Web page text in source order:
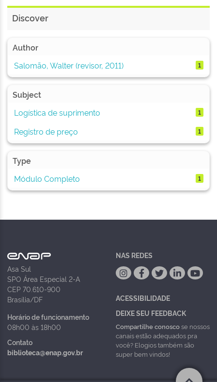
Discover
Author
Salomão, Walter (revisor, 2011)
1
Subject
Logística de suprimento
1
Registro de preço 1
Type
Módulo Completo
1
Asa Sul
SPO Área Especial 2-A
CEP 70.610-900
Brasília/DF
Horário de funcionamento
08h00 às 18h00
Contato
biblioteca@enap.gov.br
NAS REDES
ACESSIBILIDADE
DEIXE SEU FEEDBACK
Compartilhe conoscose nossos
canais estão adequados pra
você? Elogios também são
super bem vindos!